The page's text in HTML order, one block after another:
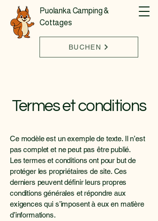
BUCHEN
Puolanka Camping &
Cottages
Termes et conditions
Ce modèle est un exemple de texte. Il n’est
pas complet et ne peut pas être publié.
Les termes et conditions ont pour but de
protéger les propriétaires de site. Ces
derniers peuvent définir leurs propres
conditions générales et répondre aux
exigences qui s’imposent à eux en matière
d’informations.